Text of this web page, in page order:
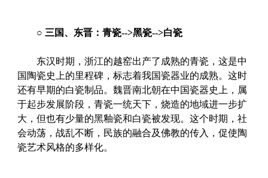
○ 三国、东晋：青瓷-->黑瓷-->白瓷
东汉时期，浙江的越窑出产了成熟的青瓷，这是中
国陶瓷史上的里程碑，标志着我国瓷器业的成熟。这时
还有早期的白瓷制品。魏晋南北朝在中国瓷器史上，属
于起步发展阶段，青瓷一统天下，烧造的地域进一步扩
大，但也有少量的黑釉瓷和白瓷被发现。这个时期，社
会动荡，战乱不断，民族的融合及佛教的传入，促使陶
瓷艺术风格的多样化。